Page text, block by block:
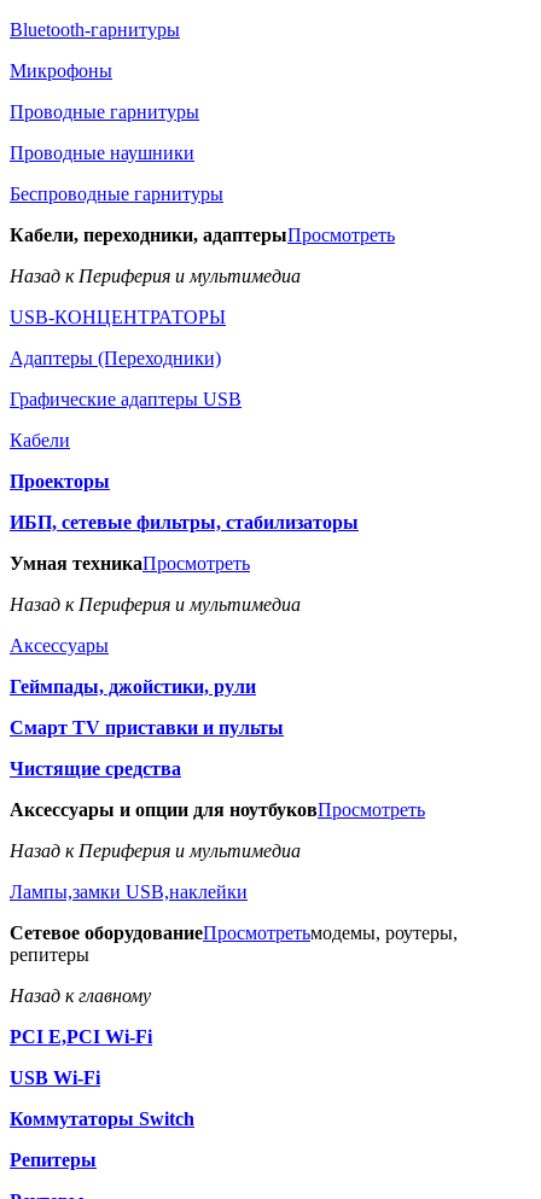
Bluetooth-гарнитуры
Микрофоны
Проводные гарнитуры
Проводные наушники
Беспроводные гарнитуры
Кабели, переходники, адаптерыПросмотреть
Назад к Периферия и мультимедиа
USB-КОНЦЕНТРАТОРЫ
Адаптеры (Переходники)
Графические адаптеры USB
Кабели
Проекторы
ИБП, сетевые фильтры, стабилизаторы
Умная техникаПросмотреть
Назад к Периферия и мультимедиа
Аксессуары
Геймпады, джойстики, рули
Смарт TV приставки и пульты
Чистящие средства
Аксессуары и опции для ноутбуковПросмотреть
Назад к Периферия и мультимедиа
Лампы,замки USB,наклейки
Сетевое оборудованиеПросмотретьмодемы, роутеры,
репитеры
Назад к главному
PCI E,PCI Wi-Fi
USB Wi-Fi
Коммутаторы Switch
Репитеры